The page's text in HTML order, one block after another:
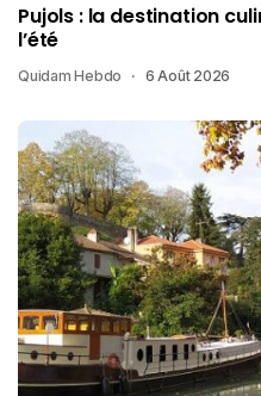
Pujols : la destination
l’été
Quidam Hebdo 6 Août 2026